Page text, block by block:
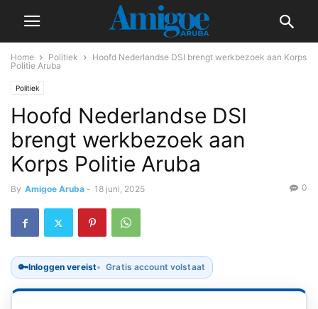
Home Politiek
Hoofd Nederlandse DSI brengt werkbezoek aan Korps
Politie Aruba
Politiek
Hoofd Nederlandse DSI
brengt werkbezoek aan
Korps Politie Aruba
By Amigoe Aruba - 18 juni, 2025 0
🔑Inloggen vereist Gratis account volstaat